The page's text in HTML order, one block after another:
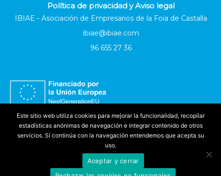
Política de privacidad y Aviso legal
IBIAE - Asociación de Empresarios de la Foia de Castalla
ibiae@ibiae.com
96 655 27 36
Accesibilidad
Este sitio web utiliza cookies para mejorar la funcionalidad, recopilar
estadísticas anónimas de navegación e integrar contenido de otros
servicios. Si continúa con la navegación entendemos que acepta su
uso.
Aceptar y cerrar